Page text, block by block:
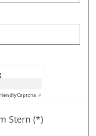
Captcha ⇗
Stern (*)